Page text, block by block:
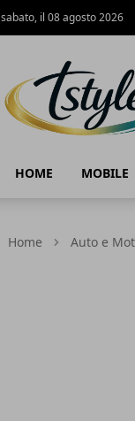
sabato, il 08 agosto 2026
HOME MOBILE
Home Auto e